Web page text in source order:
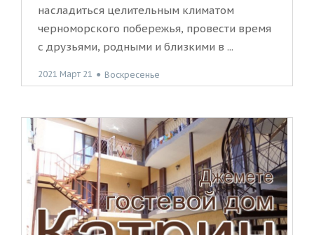
насладиться целительным климатом
черноморского побережья, провести время
с друзьями, родными и близкими в ...
2021 Март 21 ● Воскресенье